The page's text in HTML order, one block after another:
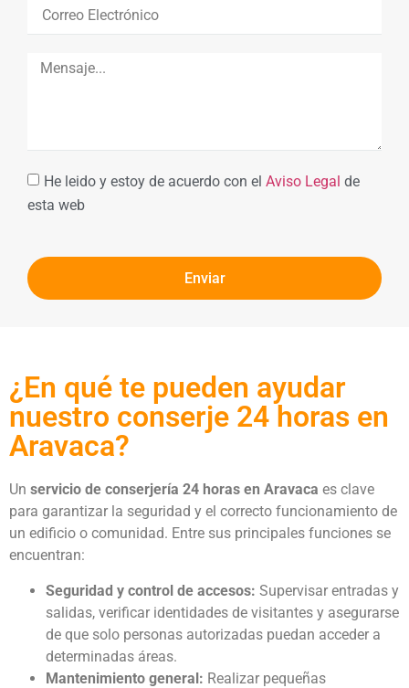
He leido y estoy de acuerdo con el Aviso Legal de
esta web
Enviar
¿En qué te pueden ayudar
nuestro conserje 24 horas en
Aravaca?
Un servicio de conserjería 24 horas en Aravaca es clave
para garantizar la seguridad y el correcto funcionamiento de
un edificio o comunidad. Entre sus principales funciones se
encuentran:
Seguridad y control de accesos: Supervisar entradas y
salidas, verificar identidades de visitantes y asegurarse
de que solo personas autorizadas puedan acceder a
determinadas áreas.
Mantenimiento general: Realizar pequeñas